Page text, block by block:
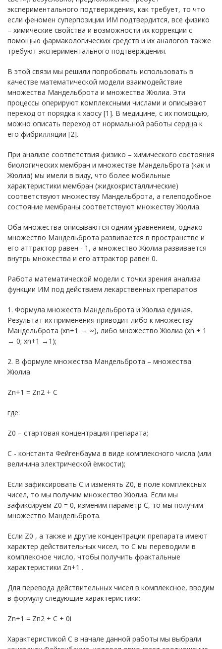
экспериментального подтверждения, как требует, то что
если феномен суперпозиции ИМ подтвердится, все физико
– химические свойства и возможности их коррекции с
помощью фармакологических средств и их аналогов также
требуют экспериментального подтверждения.
В этой связи мы решили попробовать использовать в
качестве математической модели взаимодействие
множества Мандельброта и множества Жюлиа. Эти
процессы оперируют комплексными числами и описывают
переход от порядка к хаосу [1]. В медицине, с их помощью,
можно описать переход от нормальной работы сердца к
его фибрилляции [2].
При анализе соответствия физико – химического состояния
биологических мембран и множестве Мандельброта (как и
Жюлиа) мы имели в виду, что более мобильные
характеристики мембран (жидкокристаллические)
соответствуют множеству Мандельброта, а гелеподобное
состояние мембраны соответствуют множеству Жюлиа.
Оба множества описываются одним уравнением, однако
множество Мандельброта развивается в пространстве и
его аттрактор равен - 1, а множество Жюлиа развивается
внутрь множества и его аттрактор равен 0.
Работа математической модели с точки зрения анализа
функции ИМ под действием лекарственных препаратов
1. Формула множеств Мандельброта и Жюлиа единая.
Результат их применения приводит либо к множеству
Мандельброта (хn+1 → ∞), либо множество Жюлиа (xn + 1
→ 0; хn+1 →1);
2. В формуле множества Мандельброта – множества
Жюлиа
Zn+1 = Zn2 + C
где:
Z0 – стартовая концентрация препарата;
C - константа Фейгенбаума в виде комплексного числа (или
величина электрической ёмкости);
Если зафиксировать С и изменять Z0, в поле комплексных
чисел, то мы получим множество Жюлиа. Если мы
зафиксируем Z0 = 0, изменим параметр С, то мы получим
множество Мандельброта.
Если Z0 , а также и другие концентрации препарата имеют
характер действительных чисел, то С мы переводили в
комплексное число, чтобы получить фрактальные
характеристики Zn+1 .
Для перевода действительных чисел в комплексное, вводим
в формулу следующие характеристики:
Zn+1 = Zn2 + C + 0i
Характеристикой С в начале данной работы мы выбрали